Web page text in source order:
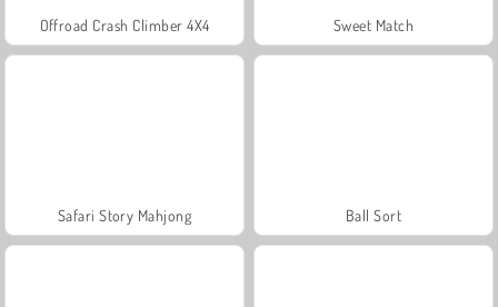
Offroad Crash Climber 4X4 Sweet Match
Safari Story Mahjong Ball Sort